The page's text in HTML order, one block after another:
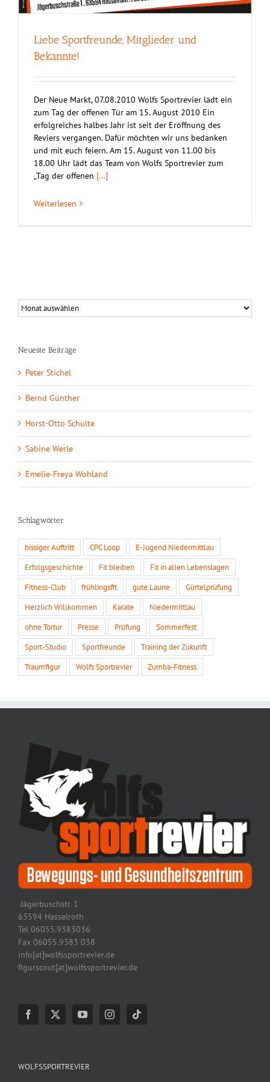
Liebe Sportfreunde, Mitglieder und
Bekannte!
Der Neue Markt, 07.08.2010 Wolfs Sportrevier lädt ein
zum Tag der offenen Tür am 15. August 2010 Ein
erfolgreiches halbes Jahr ist seit der Eröffnung des
Reviers vergangen. Dafür möchten wir uns bedanken
und mit euch feiern. Am 15. August von 11.00 bis
18.00 Uhr lädt das Team von Wolfs Sportrevier zum
„Tag der offenen [...]
Weiterlesen
Neueste Beiträge
Peter Stichel
Bernd Günther
Horst-Otto Schulte
Sabine Werle
Emelie-Freya Wohland
Schlagwörter
bissiger Auftritt CPC Loop E-Jugend Niedermittlau
Erfolgsgeschichte Fit bleiben Fit in allen Lebenslagen
Fitness-Club frühlingsfit gute Laune Gürtelprüfung
Herzlich Willkommen Karate Niedermittlau
ohne Tortur Presse Prüfung Sommerfest
Sport-Studio Sportfreunde Training der Zukunft
Traumfigur Wolfs Sportrevier Zumba-Fitness
Jägerbuschstr. 1
63594 Hasselroth
Tel 06055.9383036
Fax 06055.9383 038
info[at]wolfssportrevier.de
figurscout[at]wolfssportrevier.de
WOLFSSPORTREVIER